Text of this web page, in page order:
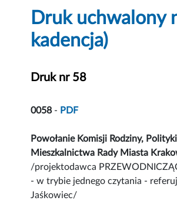
Druk uchwalony
kadencja)
Druk nr 58
0058- PDF
Powołanie Komisji Rodziny,
Mieszkalnictwa Rady Miasta
/projektodawca
- w trybie jednego czytania -
Jaśkowiec/